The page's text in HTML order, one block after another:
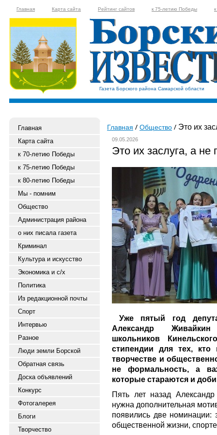
Главная Карта сайта Рейтинг сайтов к 75-летию Победы
Газета Борского района Самарской области
Главная
Карта сайта
к 70-летию Победы
к 75-летию Победы
к 80-летию Победы
Мы - помним
Общество
Администрация района
о них писала газета
Криминал
Культура и искусство
Экономика и с/х
Политика
Из редакционной почты
Спорт
Интервью
Разное
Люди земли Борской
Обратная связь
Доска объявлений
Конкурс
Фотогалерея
Блоги
Творчество
Главная Общество Это их
09.05.2026
Это их заслуга, а не
Уже пятый год
Александр
школьников
стипендии для тех, кто
творчестве и
не формальность, а
которые стараются и
Пять лет назад
нужна дополнительная
появились две номинации:
общественной жизни,